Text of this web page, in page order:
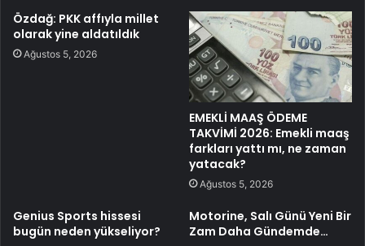
Özdağ: PKK affıyla millet
olarak yine aldatıldık
Ağustos 5, 2026
EMEKLİ MAAŞ ÖDEME
TAKVİMİ 2026: Emekli maaş
farkları yattı mı, ne zaman
yatacak?
Ağustos 5, 2026
Genius Sports hissesi
bugün neden yükseliyor?
Motorine, Salı Günü Yeni Bir
Zam Daha Gündemde…